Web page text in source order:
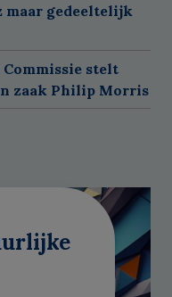
maar gedeeltelijk
Commissie stelt
zaak Philip Morris